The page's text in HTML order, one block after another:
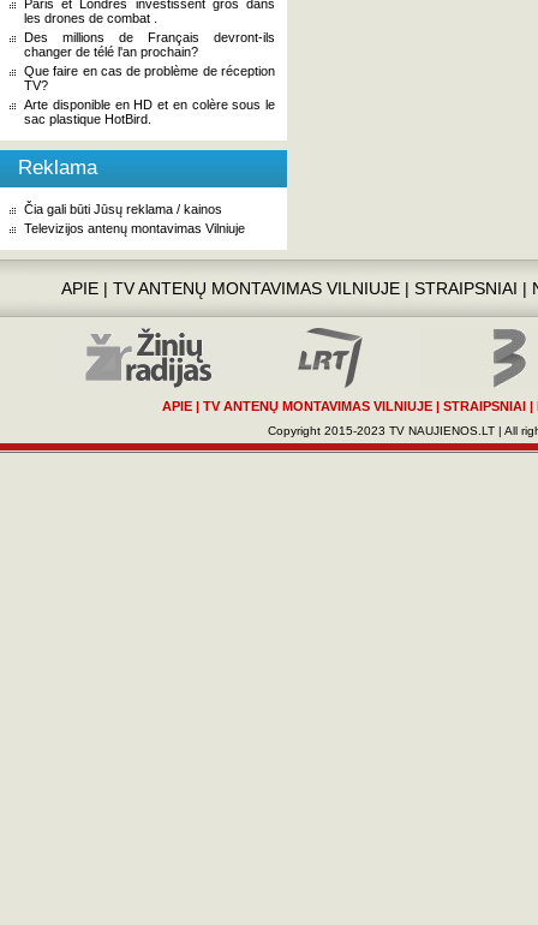
Paris et Londres investissent gros dans
les drones de combat .
Des millions de Français devront-ils
changer de télé l'an prochain?
Que faire en cas de problème de réception
TV?
Arte disponible en HD et en colère sous le
sac plastique HotBird.
Reklama
Čia gali būti Jūsų reklama / kainos
Televizijos antenų montavimas Vilniuje
APIE| TV ANTENŲ MONTAVIMAS VILNIUJE| STRAIPSNIAI |
APIE | TV ANTENŲ MONTAVIMAS VILNIUJE | STRAIPSNIAI |
Copyright 2015-2023 TV NAUJIENOS.LT | All